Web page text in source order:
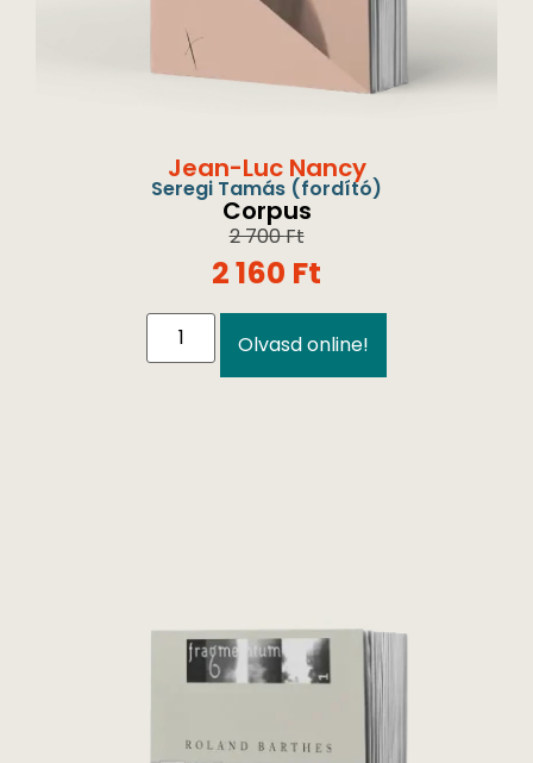
Jean-Luc Nancy
Seregi Tamás (fordító)
Corpus
2 700Ft
2 160 Ft
Olvasd online!